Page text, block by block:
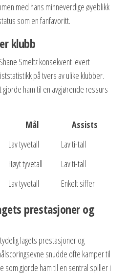
med hans minneverdige øyeblikk
som en fanfavoritt.
klubb
Smeltz konsekvent levert
på tvers av ulike klubber.
gjorde ham til en avgjørende ressurs
Mål
Assists
Lav tyvetall
Lav ti-tall
Høyt tyvetall
Lav ti-tall
Lav tyvetall Enkelt siffer
prestasjoner og
lagets prestasjoner og
snudde ofte kamper til
som gjorde ham til en sentral spiller i